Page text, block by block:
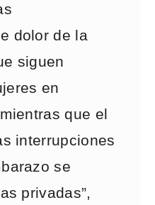
dolor de la
siguen
en
que el
interrupciones
se
privadas”,